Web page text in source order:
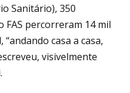
Sanitário), 350
FAS percorreram 14 mil
casa a casa,
visivelmente